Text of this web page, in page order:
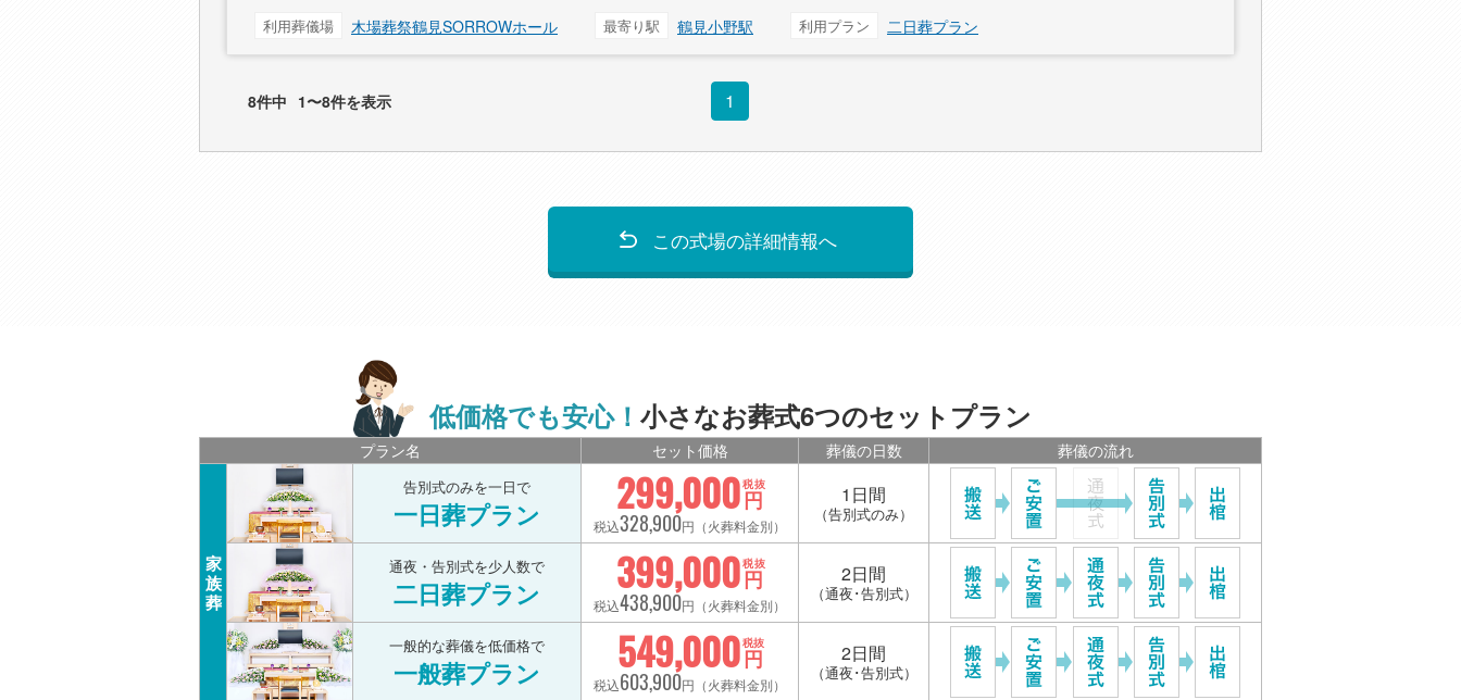
利用葬儀場 木場葬祭鶴見SORROWホール 最寄り駅 鶴見小野駅 利用プラン 二日葬プラン
1
8件中 1〜8件を表示
この式場の詳細情報へ
低価格でも安心！ 小さなお葬式6つのセットプラン
プラン名 セット価格 葬儀の日数 葬儀の流れ
家
族
葬
告別式のみを一日で
一日葬プラン 299,000円
税抜
税込328,900円（火葬料金別）
1日間
（告別式のみ）
通夜・告別式を少人数で
二日葬プラン 399,000円
税抜
税込438,900円（火葬料金別）
2日間
（通夜･告別式）
一般的な葬儀を低価格で
一般葬プラン 549,000円
税抜
税込603,900円（火葬料金別）
2日間
（通夜･告別式）